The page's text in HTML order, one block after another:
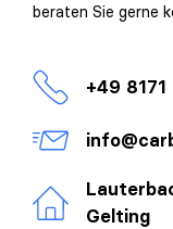
beraten Sie gerne
+49
Gelting